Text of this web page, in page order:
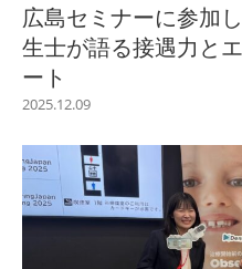
広島セミナーに参加
生士が語る接遇力と
ート
2025.12.09